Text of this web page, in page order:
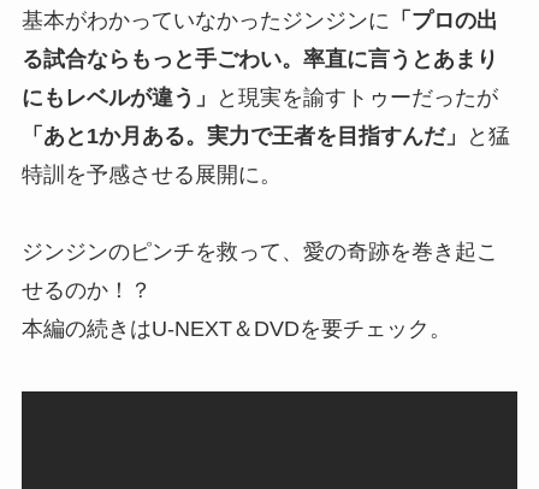
基本がわかっていなかったジンジンに 「プロの出
る試合ならもっと手ごわい。率直に言うとあまり
にもレベルが違う」
と現実を諭すトゥーだったが
「あと1か月ある。実力で王者を目指すんだ」
と猛
特訓を予感させる展開に。
ジンジンのピンチを救って、愛の奇跡を巻き起こ
せるのか！？
本編の続きはU-NEXT＆DVDを要チェック。